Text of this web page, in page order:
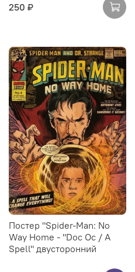
250 ₽
Постер "Spider-Man: No
Way Home - "Doc Oc / A
Spell" двусторонний